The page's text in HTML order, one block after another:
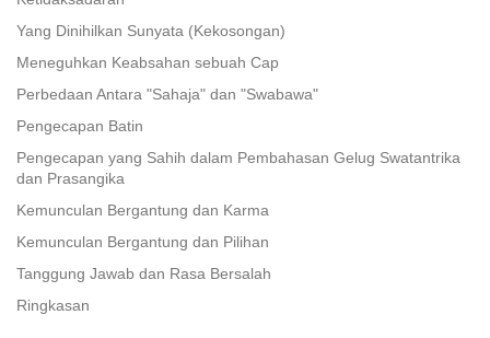
Yang Dinihilkan Sunyata (Kekosongan)
Meneguhkan Keabsahan sebuah Cap
Perbedaan Antara "Sahaja" dan "Swabawa"
Pengecapan Batin
Pengecapan yang Sahih dalam Pembahasan Gelug Swatantrika
dan Prasangika
Kemunculan Bergantung dan Karma
Kemunculan Bergantung dan Pilihan
Tanggung Jawab dan Rasa Bersalah
Ringkasan